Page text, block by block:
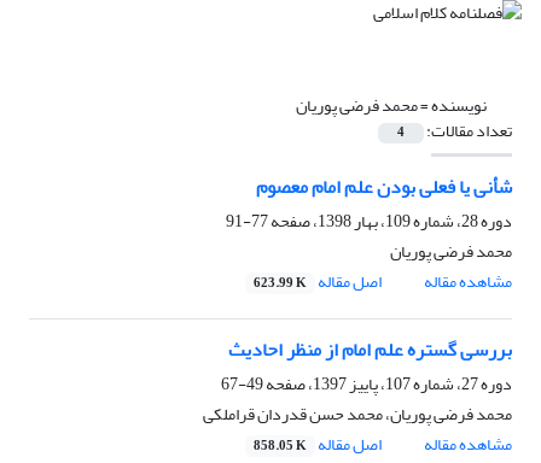
نویسنده =محمد فرضی پوریان
تعداد مقالات: 4
شأنی یا فعلی بودن علم امام معصوم
دوره 28، شماره 109، بهار 1398، صفحه
77-91
محمد فرضی پوریان
مشاهده مقاله
اصل مقاله 623.99 K
بررسی گستره علم امام از منظر احادیث
دوره 27، شماره 107، پاییز 1397، صفحه
49-67
محمد فرضی پوریان، محمد حسن قدردان قراملکی
مشاهده مقاله
اصل مقاله 858.05 K